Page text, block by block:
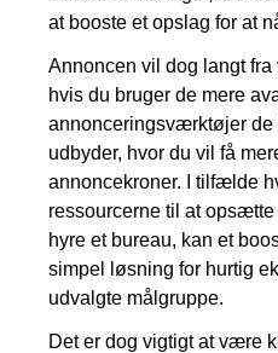
at booste et opslag for at
Annoncen vil dog langt
hvis du bruger de mere
annonceringsværktøjer de
udbyder, hvor du vil få
annoncekroner. I tilfælde
ressourcerne til at
hyre et bureau, kan et
simpel løsning for hurtig
udvalgte målgruppe.
Det er dog vigtigt at være